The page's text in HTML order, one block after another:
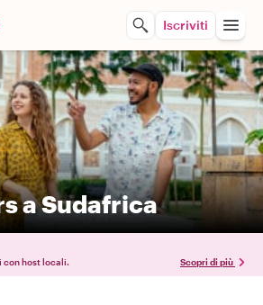
Iscriviti
a Sudafrica
con host locali. Scopri di più